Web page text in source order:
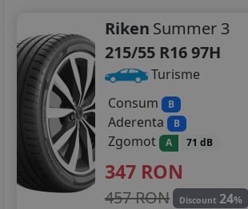
Riken Summer 3
215/55 R16 97H
Turisme
Consum
B
Aderenta B
Zgomot A 71 dB
347 RON
457 RON Discount 24%